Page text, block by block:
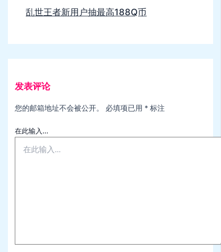
乱世王者新用户抽最高188Q币
发表评论
您的邮箱地址不会被公开。 必填项已用 * 标注
在此输入...